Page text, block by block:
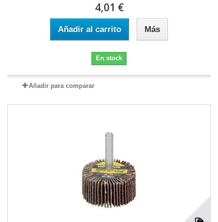
4,01 €
Añadir al carrito Más
En stock
Añadir para comparar